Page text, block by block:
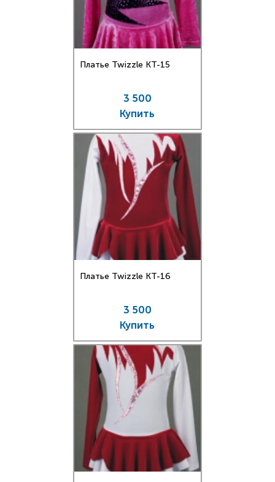
Платье Twizzle КT-15
3 500
Купить
Платье Twizzle КT-16
3 500
Купить